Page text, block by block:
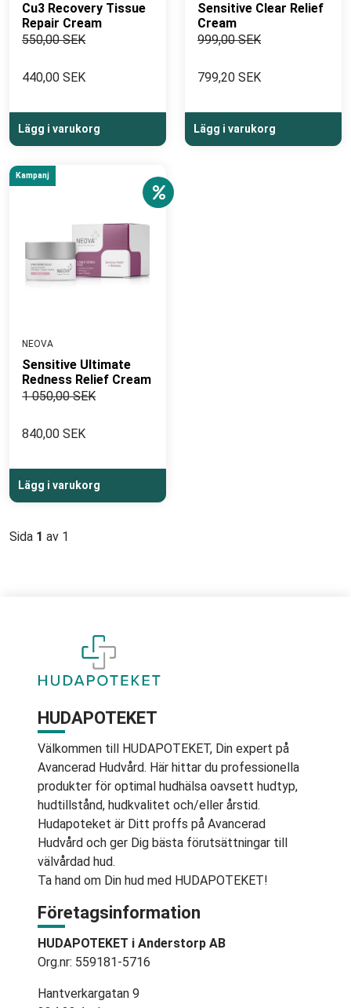
Cu3 Recovery Tissue
Repair Cream
550,00 SEK
440,00 SEK
Lägg i varukorg
Sensitive Clear Relief
Cream
999,00 SEK
799,20 SEK
Lägg i varukorg
Kampanj
NEOVA
Sensitive Ultimate
Redness Relief Cream
1 050,00 SEK
840,00 SEK
Lägg i varukorg
Sida 1 av 1
HUDAPOTEKET
Välkommen till HUDAPOTEKET, Din expert på
Avancerad Hudvård. Här hittar du professionella
produkter för optimal hudhälsa oavsett hudtyp,
hudtillstånd, hudkvalitet och/eller årstid.
Hudapoteket är Ditt proffs på Avancerad
Hudvård och ger Dig bästa förutsättningar till
välvårdad hud.
Ta hand om Din hud med HUDAPOTEKET!
Företagsinformation
HUDAPOTEKET i Anderstorp AB
Org.nr: 559181-5716
Hantverkargatan 9